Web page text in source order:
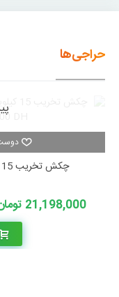
حراجی‌ها
چکش تخریب 15 کیلویی ویوارکس مدل VR 2000 DH
21,198,000 تومان